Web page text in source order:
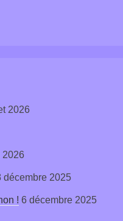
2026
2026
décembre 2025
! 6 décembre 2025